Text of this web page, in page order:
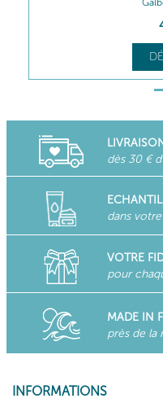
dès 30 €
dans
VOTRE
pour
MADE IN
près de la
INFORMATIONS